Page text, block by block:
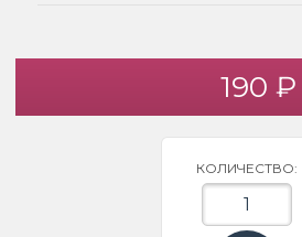
190 ₽
КОЛИЧЕСТВО: